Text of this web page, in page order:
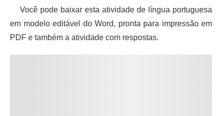
Você pode baixar esta atividade de língua portuguesa
em modelo editável do Word, pronta para impressão em
PDF e também a atividade com respostas.